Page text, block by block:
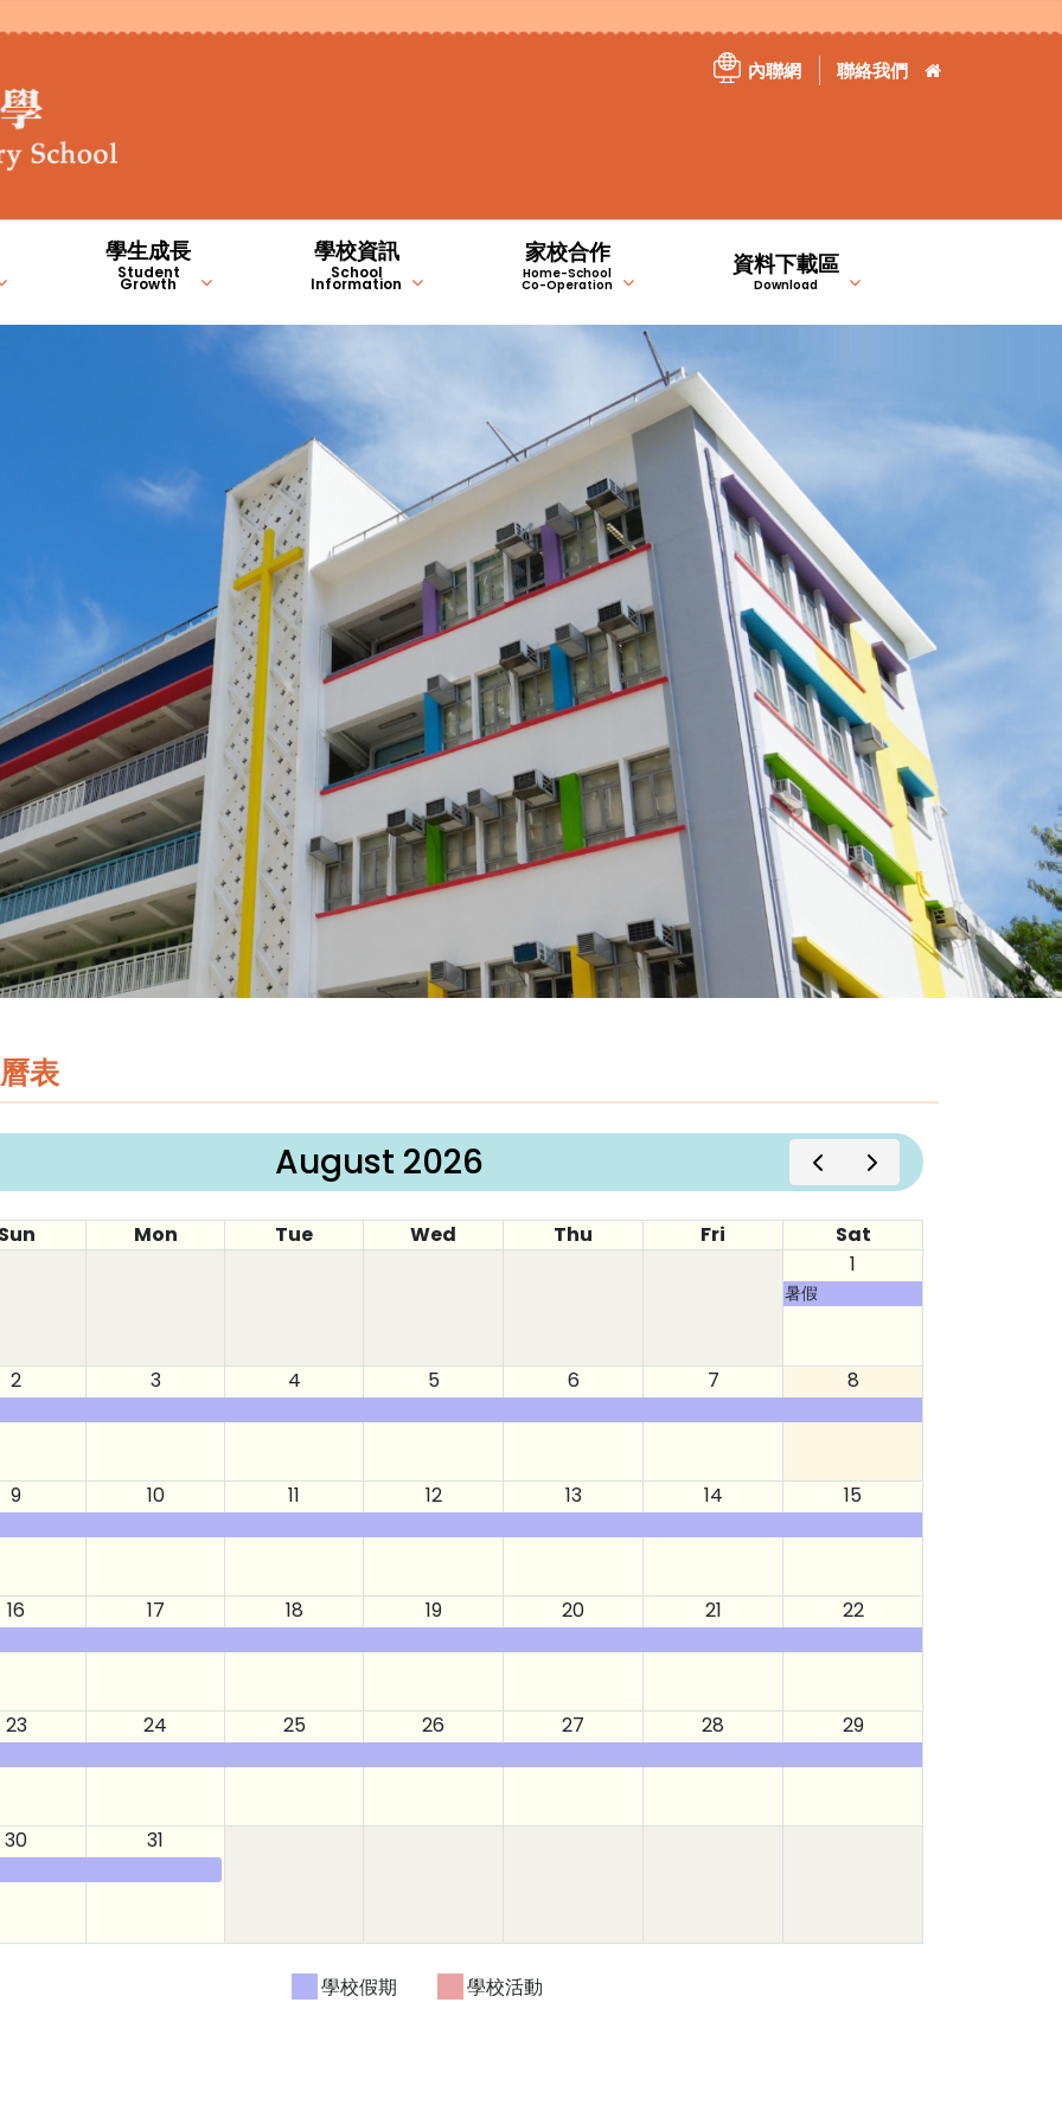
內聯網 聯絡我們
學生成長
Student
Growth
學校資訊
School
Information
家校合作
Home-School
Co-Operation
資料下載區
Download
表
August 2026
Mon Tue Wed Thu Fri
Sat
1
暑假
2 3 4 5 6 7 8
9 10 11 12 13 14 15
16 17 18 19 20 21 22
23 24 25 26 27 28 29
30 31
學校假期 學校活動